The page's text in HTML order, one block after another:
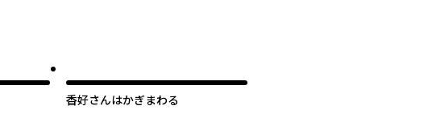
香好さんはかぎまわる